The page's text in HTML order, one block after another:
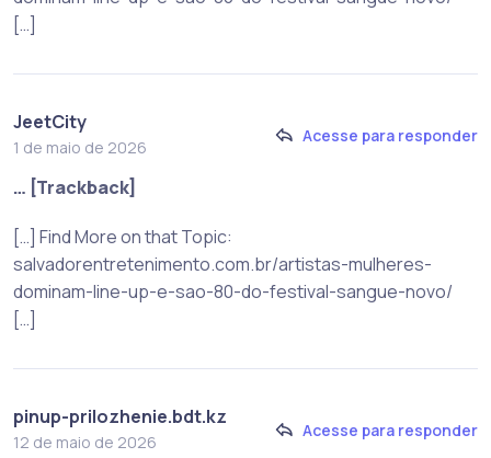
[…]
JeetCity
1 de maio de 2026
Acesse para responder
… [Trackback]
[…] Find More on that Topic:
salvadorentretenimento.com.br/artistas-mulheres-
dominam-line-up-e-sao-80-do-festival-sangue-novo/
[…]
pinup-prilozhenie.bdt.kz
12 de maio de 2026
Acesse para responder